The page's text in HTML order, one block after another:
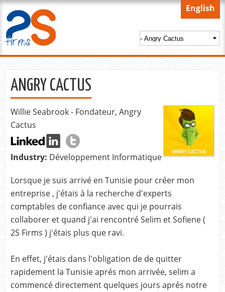
Skip to
English
ANGRY CACTUS
Willie Seabrook - Fondateur, Angry
Cactus
Industry: Développement Informatique
Lorsque je suis arrivé en Tunisie pour créer mon
entreprise , j'étais à la recherche d'experts
comptables de confiance avec qui je pourrais
collaborer et quand j'ai rencontré Selim et Sofiene (
2S Firms ) j'étais plus que ravi.
En effet, j'étais dans l'obligation de de quitter
rapidement la Tunisie aprés mon arrivée, selim a
commencé directement quelques jours aprés notre